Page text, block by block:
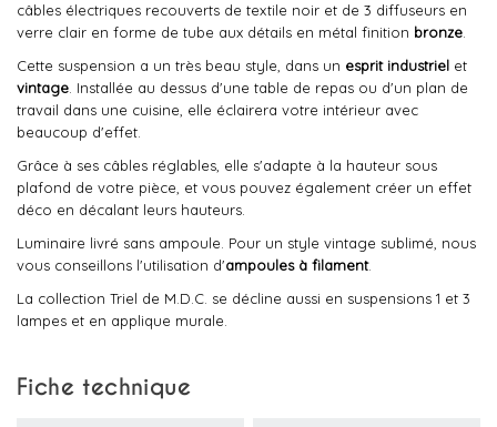
câbles électriques recouverts de textile noir et de 3 diffuseurs en
verre clair en forme de tube aux détails en métal finition bronze
Cette suspension a un très beau style, dans un esprit industriel et
vintage . Installée au dessus d'une table de repas ou d'un plan de
travail dans une cuisine, elle éclairera votre intérieur avec
beaucoup d'effet.
Grâce à ses câbles réglables, elle s'adapte à la hauteur sous
plafond de votre pièce, et vous pouvez également créer un effet
déco en décalant leurs hauteurs.
Luminaire livré sans ampoule. Pour un style vintage sublimé, nous
vous conseillons l'utilisation d'ampoules à filament.
La collection Triel de M.D.C. se décline aussi en suspensions 1 et 3
lampes et en applique murale.
Fiche technique